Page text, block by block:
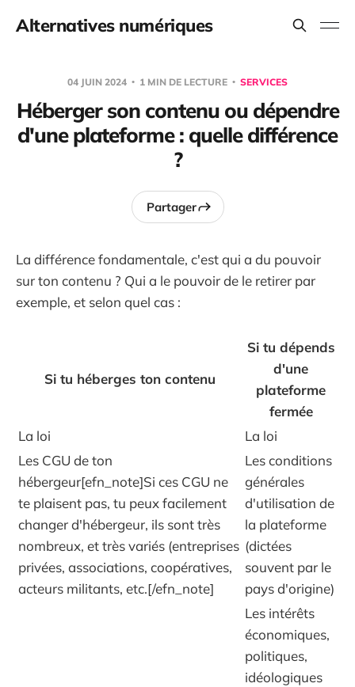
Alternatives numériques
04 JUIN 2024 1 MIN DE LECTURE SERVICES
Héberger son contenu ou dépendre
d'une plateforme : quelle différence
?
Partager
La différence fondamentale, c'est qui a du pouvoir
sur ton contenu ? Qui a le pouvoir de le retirer par
exemple, et selon quel cas :
Si tu héberges ton contenu
Si tu dépends
d'une
plateforme
fermée
La loi
La loi
Les CGU de ton
hébergeur[efn_note]Si ces CGU ne
te plaisent pas, tu peux facilement
changer d'hébergeur, ils sont très
nombreux, et très variés (entreprises
privées, associations, coopératives,
acteurs militants, etc.[/efn_note]
Les conditions
générales
d'utilisation de
la plateforme
(dictées
souvent par le
pays d'origine)
Les intérêts
économiques,
politiques,
idéologiques